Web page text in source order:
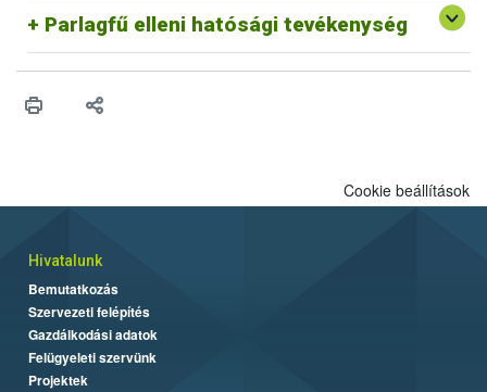
Parlagfű elleni hatósági tevékenység
Parlagfű elleni hatósági tevékenység külterületen
Cookie beállítások
Hivatalunk
Bemutatkozás
Szervezeti felépítés
Gazdálkodási adatok
Felügyeleti szervünk
Projektek